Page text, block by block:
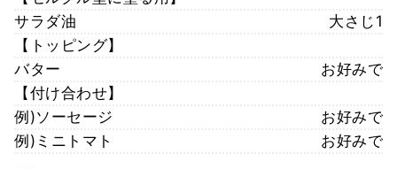
サラダ油
大さじ1
【トッピング】
バター
お好みで
【付け合わせ】
例)ソーセージ
お好みで
例)ミニトマト
お好みで